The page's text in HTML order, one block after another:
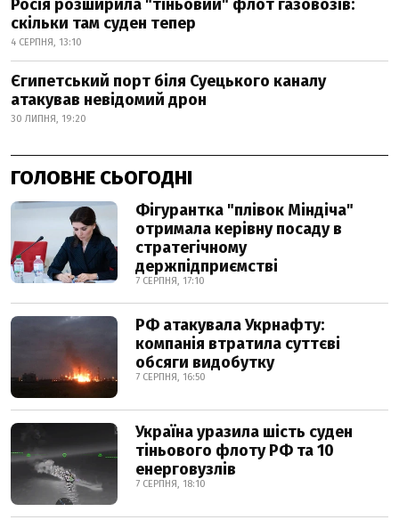
Росія розширила "тіньовий" флот газовозів:
скільки там суден тепер
4 СЕРПНЯ, 13:10
Єгипетський порт біля Суецького каналу
атакував невідомий дрон
30 ЛИПНЯ, 19:20
ГОЛОВНЕ СЬОГОДНІ
Фігурантка "плівок Міндіча"
отримала керівну посаду в
стратегічному
держпідприємстві
7 СЕРПНЯ, 17:10
РФ атакувала Укрнафту:
компанія втратила суттєві
обсяги видобутку
7 СЕРПНЯ, 16:50
Україна уразила шість суден
тіньового флоту РФ та 10
енерговузлів
7 СЕРПНЯ, 18:10